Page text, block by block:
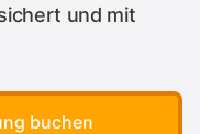
und mit
buchen